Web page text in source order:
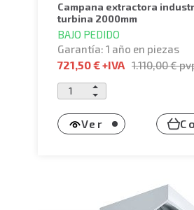
campana extractora industrial sin
turbina 2000mm
BAJO PEDIDO
Garantía: 1 año en piezas
721,50 €+IVA 1.110,00 €
Ver